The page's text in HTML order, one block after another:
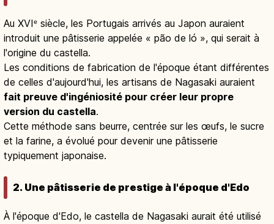
Au XVIᵉ siècle, les Portugais arrivés au Japon auraient
introduit une pâtisserie appelée « pão de ló », qui serait à
l'origine du castella.
Les conditions de fabrication de l'époque étant différentes
de celles d'aujourd'hui, les artisans de Nagasaki auraient
fait preuve d'ingéniosité pour créer leur propre
version du castella.
Cette méthode sans beurre, centrée sur les œufs, le sucre
et la farine, a évolué pour devenir une pâtisserie
typiquement japonaise.
2. Une pâtisserie de prestige à l'époque d'Edo
À l'époque d'Edo, le castella de Nagasaki aurait été utilisé